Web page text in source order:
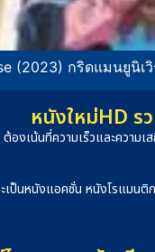
(2023) กริดแมนยูนิเ
หนังใหม่HD ร
องเน้นที่ความเร็วและควา
เป็นหนังแอคชั่น หนังโรแมน